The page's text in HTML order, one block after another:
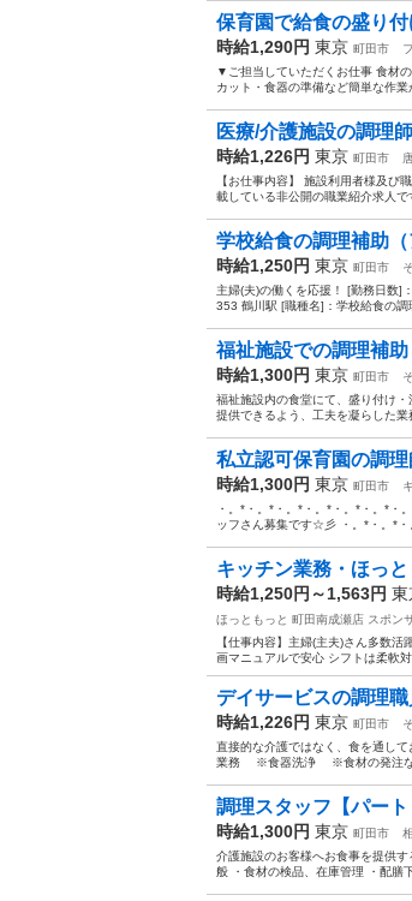
保育園で給食の盛り
時給1,290円 東京 町田市
▼ご担当していただくお仕事 食材
カット・食器の準備など簡単な作
医療/介護施設の調理
時給1,226円 東京 町田市
【お仕事内容】 施設利用者様及び
載している非公開の職業紹介求人
学校給食の調理補助（
時給1,250円 東京 町田市
主婦(夫)の働くを応援！ [勤務日数]
353 鶴川駅 [職種名]：学校給食の調
福祉施設での調理補助
時給1,300円 東京 町田市
福祉施設内の食堂にて、盛り付け
提供できるよう、工夫を凝らした
私立認可保育園の調
時給1,300円 東京 町田市
・。*・。*・。*・。*・。*・。*・
ッフさん募集です☆彡 ・。*・。*
キッチン業務・ほっ
時給1,250円～1,563円 東
ほっともっと 町田南成瀬店 スポン
【仕事内容】主婦(主夫)さん多数
画マニュアルで安心 シフトは柔軟
デイサービスの調理職
時給1,226円 東京 町田市
直接的な介護ではなく、食を通
業務 ※食器洗浄 ※食材の発注な
調理スタッフ【パー
時給1,300円 東京 町田市
介護施設のお客様へお食事を提供
般 ・食材の検品、在庫管理 ・配膳